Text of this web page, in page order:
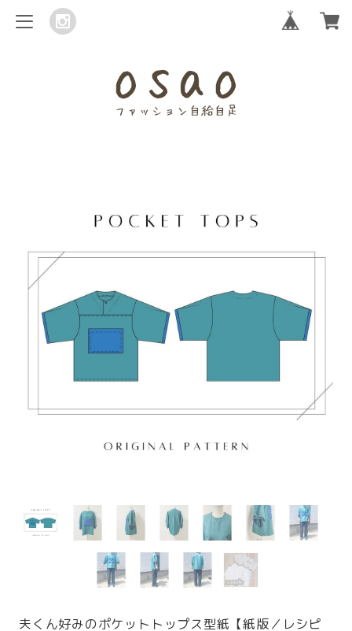
夫くん好みのポケットトップス型紙【紙版／レシピ